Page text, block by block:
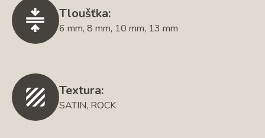
Tloušťka:
6 mm, 8 mm, 10 mm, 13 mm
Textura:
SATIN, ROCK